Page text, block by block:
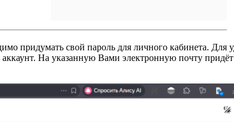
придумать свой пароль для личного кабинета.
На указанную Вами электронную почту